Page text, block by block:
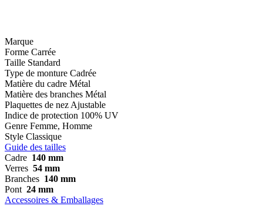
Marque
Forme Carrée
Taille Standard
Type de monture Cadrée
Matière du cadre Métal
Matière des branches Métal
Plaquettes de nez Ajustable
Indice de protection 100% UV
Genre Femme, Homme
Style Classique
Guide des tailles
Cadre 140 mm
Verres 54 mm
Branches 140 mm
Pont 24 mm
Accessoires & Emballages